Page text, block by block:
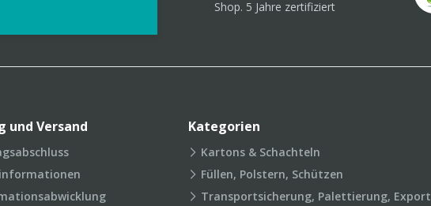
und Versand Kategorien
Kartons & Schachteln
Füllen, Polstern, Schützen
Transportsicherung, Palettierung, Export